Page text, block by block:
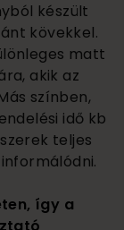
készült
kövekkel.
matt
akik az
színben,
idő kb
teljes
így a